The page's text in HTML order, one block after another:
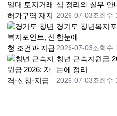
심 정리와 실무 안
2026-07-03조회수
경기도 청년복지
한눈에
2026-07-03조회수
청년 근속지원금
눈에 정리
2026-07-03조회수